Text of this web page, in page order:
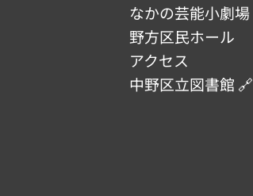
なかの芸能小劇場
野方区民ホール
アクセス
中野区立図書館 🔗